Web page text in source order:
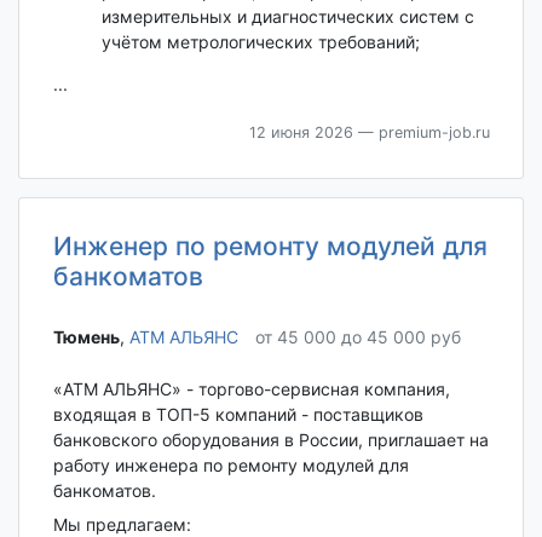
измерительных и диагностических систем с
учётом метрологических требований;
...
12 июня 2026 — premium-job.ru
Инженер по ремонту модулей для
банкоматов
Тюмень‎, АТМ АЛЬЯНС от 45 000 до 45 000 руб
«АТМ АЛЬЯНС» - торгово-сервисная компания,
входящая в ТОП-5 компаний - поставщиков
банковского оборудования в России, приглашает на
работу инженера по ремонту модулей для
банкоматов.
Мы предлагаем: